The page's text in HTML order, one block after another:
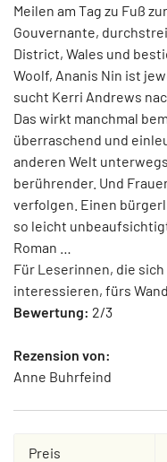
Meilen am Tag zu Fuß
Gouvernante,
District, Wales und
Woolf, Ananis Nin ist
sucht Kerri Andrews
Das wirkt manchmal
überraschend und
anderen Welt
berührender. Und
verfolgen. Einen
so leicht
Roman …
Für Leserinnen, die
interessieren, fürs
Bewertung: 2/3
Rezension von:
Anne Buhrfeind
Preis